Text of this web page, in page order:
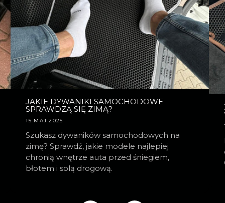
JAKIE DYWANIKI SAMOCHODOWE
SPRAWDZĄ SIĘ ZIMĄ?
15 MAJ 2025
Szukasz dywaników samochodowych na
zimę? Sprawdź, jakie modele najlepiej
chronią wnętrze auta przed śniegiem,
błotem i solą drogową.